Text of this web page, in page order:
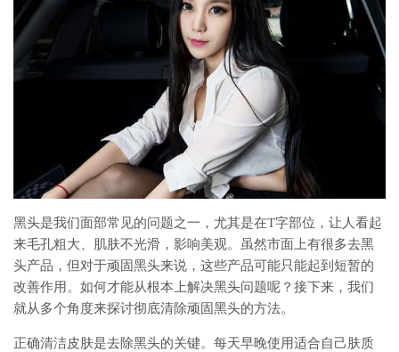
黑头是我们面部常见的问题之一，尤其是在T字部位，让人看起
来毛孔粗大、肌肤不光滑，影响美观。虽然市面上有很多去黑
头产品，但对于顽固黑头来说，这些产品可能只能起到短暂的
改善作用。如何才能从根本上解决黑头问题呢？接下来，我们
就从多个角度来探讨彻底清除顽固黑头的方法。
正确清洁皮肤是去除黑头的关键。每天早晚使用适合自己肤质